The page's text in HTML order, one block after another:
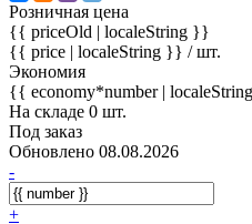
Розничная цена
{{ priceOld | localeString }}
{{ price | localeString }} / шт.
Экономия
{{ economy*number |
На складе 0 шт.
Под заказ
Обновлено 08.08.2026
-
+